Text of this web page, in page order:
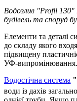
Водозлив "Profil 130"
будівель та споруд
Елементи та деталі
до складу якого
підвищену
УФ-випромінювання.
Водостічна система
води із дахів